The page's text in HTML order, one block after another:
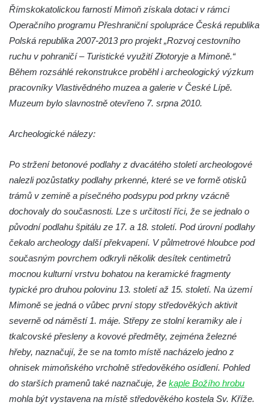
Muzeum hraček v Jablonci nad Nisou
Sklářské muzeum v Kamenickém Šenově
Muzeum Sokolov
Až do města Aš (národopisné a textilní
muzeum)
oddělení Západočeského muzea v Plzni
Muzeum východních Čech v Hradci Králové
Vlastivědné muzeum v Olomouci, nositel
hlavní ceny Gloria musaealis za rok 2012
Od minerálky do Českého lesa (muzeum v
Tachově)
Přerov nad Labem – muzeum Moto & Velo
Tam, kde vznikají křišťálové globy (sklárna
a muzeum Moser, Karlovy Vary)
SDH, TFA a muzeum … aneb nezlomnej
lidskej duch
Vojenské muzeum Lešany
Římskokatolickou farností Mimoň získala dotaci v rámci
Operačního programu Přeshraniční spolupráce Česká republika
Polská republika 2007-2013 pro projekt „Rozvoj cestovního
ruchu v pohraničí – Turistické využití Złotoryje a Mimoně.“
Během rozsáhlé rekonstrukce proběhl i archeologický výzkum
pracovníky Vlastivědného muzea a galerie v České Lípě.
Muzeum bylo slavnostně otevřeno 7. srpna 2010.
Archeologické nálezy:
Po stržení betonové podlahy z dvacátého století archeologové
nalezli pozůstatky podlahy prkenné, které se ve formě otisků
trámů v zemině a písečného podsypu pod prkny vzácně
dochovaly do současnosti. Lze s určitostí říci, že se jednalo o
původní podlahu špitálu ze 17. a 18. století. Pod úrovní podlahy
čekalo archeology další překvapení. V půlmetrové hloubce pod
současným povrchem odkryli několik desítek centimetrů
mocnou kulturní vrstvu bohatou na keramické fragmenty
typické pro druhou polovinu 13. století až 15. století. Na území
Mimoně se jedná o vůbec první stopy středověkých aktivit
severně od náměstí 1. máje. Střepy ze stolní keramiky ale i
tkalcovské přesleny a kovové předměty, zejména železné
hřeby, naznačují, že se na tomto místě nacházelo jedno z
ohnisek mimoňského vrcholně středověkého osídlení. Pohled
do starších pramenů také naznačuje, že kaple Božího hrobu
mohla být vystavena na místě středověkého kostela Sv. Kříže.